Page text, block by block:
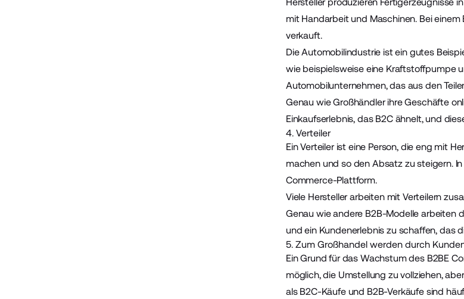
Hersteller produzieren Fertigerzeugnisse
mit Handarbeit und Maschinen. Bei
verkauft.
Die Automobilindustrie ist ein gutes
wie beispielsweise eine Kraftstoffpumpe
Automobilunternehmen, das aus den
Genau wie Großhändler ihre Geschäfte
Einkaufserlebnis, das B2C ähnelt, und
4. Verteiler
Ein Verteiler ist eine Person, die eng mit
machen und so den Absatz zu steigern.
Commerce-Plattform.
Viele Hersteller arbeiten mit Verteilern
Genau wie andere B2B-Modelle arbeiten
und ein Kundenerlebnis zu schaffen, das
5. Zum Großhandel werden durch
Ein Grund für das Wachstum des B2BE
möglich, die Umstellung zu vollziehen,
als B2C-Käufe und B2B-Verkäufe sind